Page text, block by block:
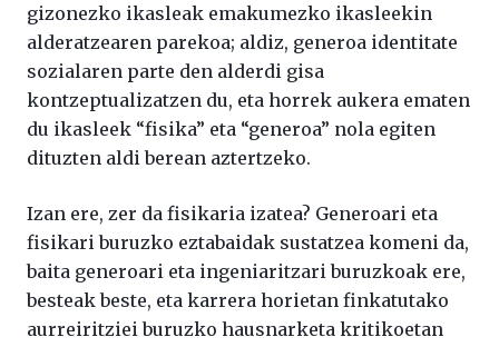
gizonezko ikasleak emakumezko ikasleekin
alderatzearen parekoa; aldiz, generoa identitate
sozialaren parte den alderdi gisa
kontzeptualizatzen du, eta horrek aukera ematen
du ikasleek “fisika” eta “generoa” nola egiten
dituzten aldi berean aztertzeko.
Izan ere, zer da fisikaria izatea? Generoari eta
fisikari buruzko eztabaidak sustatzea komeni da,
baita generoari eta ingeniaritzari buruzkoak ere,
besteak beste, eta karrera horietan finkatutako
aurreiritziei buruzko hausnarketa kritikoetan